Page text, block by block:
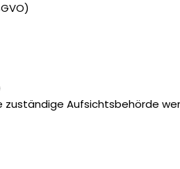
Aufsichtsbehörde